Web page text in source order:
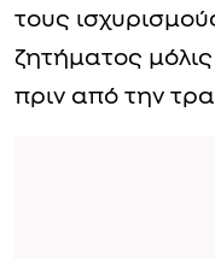
τους
ζητήματος μόλις
πριν από την